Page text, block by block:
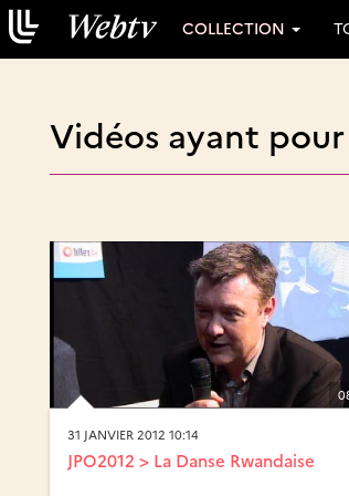
COLLECTION
Vidéos ayant
31 JANVIER 2012 10:14
JPO2012 > La Danse Rwandaise